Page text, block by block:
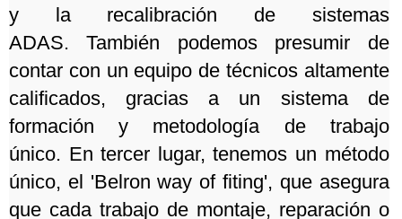
y la recalibración de sistemas
ADAS.También podemos presumir de
contar con un equipo de técnicos altamente
calificados, gracias a un sistema de
formación y metodología de trabajo
único. En tercer lugar, tenemos un método
único, el 'Belron way of fiting', que asegura
que cada trabajo de montaje, reparación o